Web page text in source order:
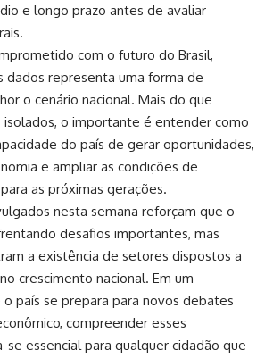
e longo prazo antes de avaliar
com o futuro do Brasil,
dados representa uma forma de
o cenário nacional. Mais do que
isolados, o importante é entender como
do país de gerar oportunidades,
e ampliar as condições de
as próximas gerações.
nesta semana reforçam que o
desafios importantes, mas
a existência de setores dispostos a
crescimento nacional. Em um
país se prepara para novos debates
compreender esses
essencial para qualquer cidadão que